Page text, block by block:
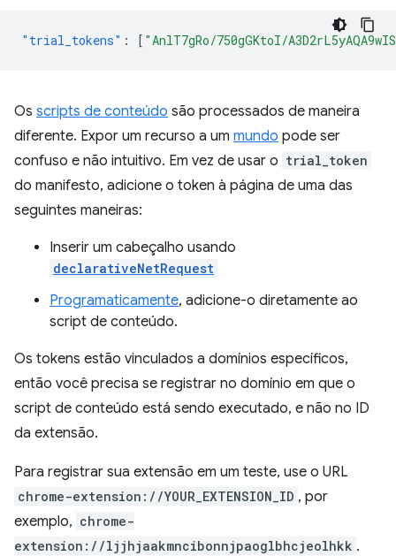
"trial_tokens" : [ "AnlT7gRo/750gGKtoI/
Os scripts de conteúdo são processados de maneira
diferente. Expor um recurso a um mundo pode ser
confuso e não intuitivo. Em vez de usar o trial_token
do manifesto, adicione o token à página de uma das
seguintes maneiras:
Inserir um cabeçalho usando
declarativeNetRequest
Programaticamente, adicione-o diretamente ao
script de conteúdo.
Os tokens estão vinculados a domínios específicos,
então você precisa se registrar no domínio em que o
script de conteúdo está sendo executado, e não no ID
da extensão.
Para registrar sua extensão em um teste, use o URL
chrome-extension://YOUR_EXTENSION_ID , por
exemplo, chrome-
extension://ljjhjaakmncibonnjpaoglbhcjeolhkk .